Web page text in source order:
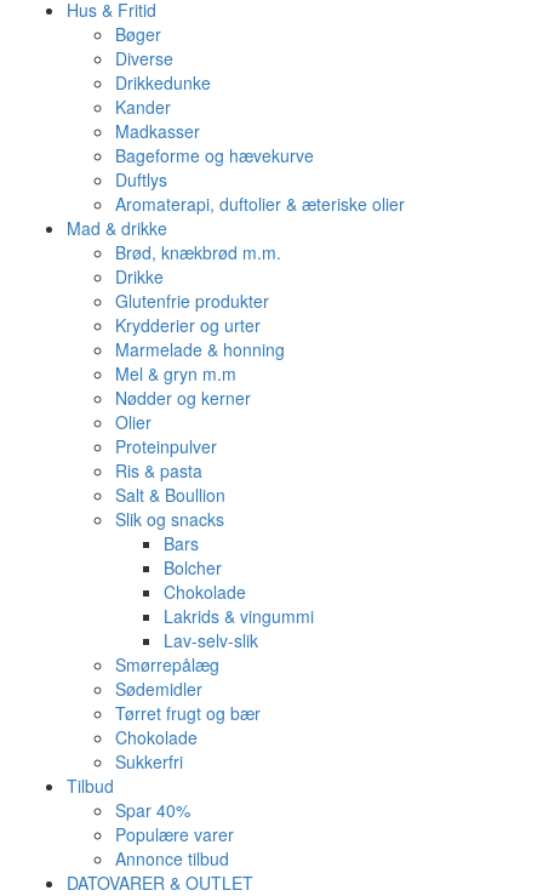
Hus & Fritid
Bøger
Diverse
Drikkedunke
Kander
Madkasser
Bageforme og hævekurve
Duftlys
Aromaterapi, duftolier & æteriske olier
Mad & drikke
Brød, knækbrød m.m.
Drikke
Glutenfrie produkter
Krydderier og urter
Marmelade & honning
Mel & gryn m.m
Nødder og kerner
Olier
Proteinpulver
Ris & pasta
Salt & Boullion
Slik og snacks
Bars
Bolcher
Chokolade
Lakrids & vingummi
Lav-selv-slik
Smørrepålæg
Sødemidler
Tørret frugt og bær
Chokolade
Sukkerfri
Tilbud
Spar 40%
Populære varer
Annonce tilbud
DATOVARER & OUTLET